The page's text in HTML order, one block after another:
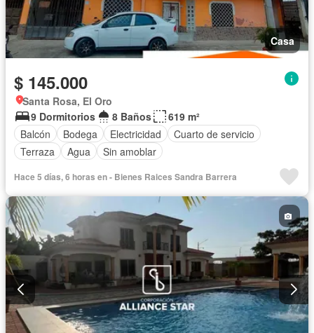
Casa
$ 145.000
Santa Rosa, El Oro
9 Dormitorios
8 Baños
619 m²
Balcón
Bodega Electricidad
Cuarto de servicio
Terraza
Agua Sin amoblar
Hace 5 días, 6 horas en - Bienes Raices Sandra Barrera